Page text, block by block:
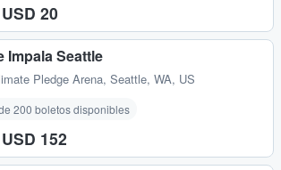
USD 20
Impala Seattle
Pledge Arena, Seattle, WA, US
200 boletos disponibles
USD 152